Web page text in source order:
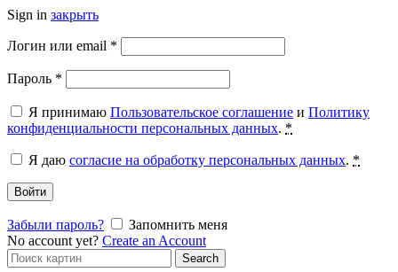
Sign in закрыть
Логин или email *
Пароль *
Я принимаю Пользовательское соглашение и Политику
конфиденциальности персональных данных. *
Я даю согласие на обработку персональных данных. *
Войти
Забыли пароль?
Запомнить меня
No account yet? Create an Account
Search
Search